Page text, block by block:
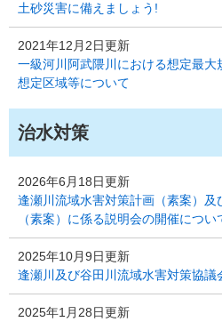
土砂災害に備えましょう!
2021年12月2日更新
一級河川阿武隈川における想定最
想定区域等について
治水対策
2026年6月18日更新
逢瀬川流域水害対策計画（素案）
（素案）に係る説明会の開催につい
2025年10月9日更新
逢瀬川及び谷田川流域水害対策協議
2025年1月28日更新